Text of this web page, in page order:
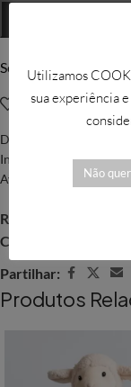
Solicitar mais
Adicionar à
Descrição
Informação adicional
Avaliações (0)
REF:
Categoria:
Partilhar:
Produtos
Utilizamos
sua experiência
Não